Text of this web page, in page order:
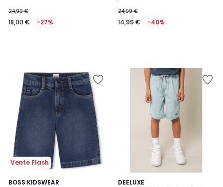
24,99 €
18,00 € -27%
24,99 €
14,99 € -40%
Vente Flash
BOSS KIDSWEAR
DEELUXE